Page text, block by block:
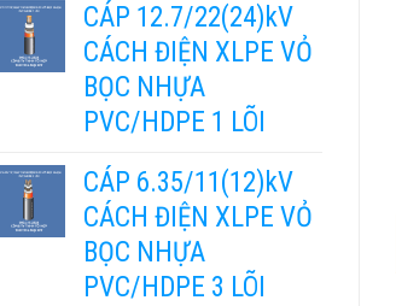
CÁP 12.7/22(24)kV
CÁCH ĐIỆN XLPE VỎ
BỌC NHỰA
PVC/HDPE 1 LÕI
CÁP 6.35/11(12)kV
CÁCH ĐIỆN XLPE VỎ
BỌC NHỰA
PVC/HDPE 3 LÕI